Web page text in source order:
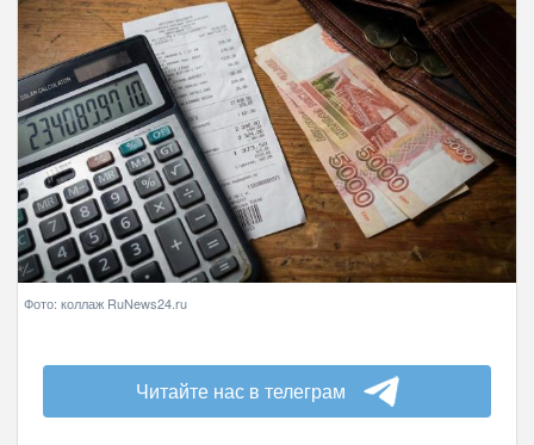
Фото: коллаж RuNews24.ru
Читайте нас в телеграм